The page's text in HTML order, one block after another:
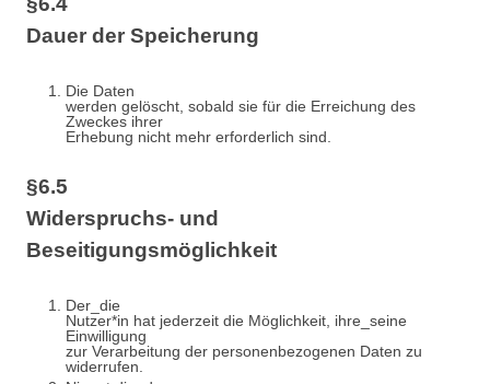
Dauer der Speicherung
Die Daten
werden gelöscht, sobald sie für die Erreichung des
Zweckes ihrer
Erhebung nicht mehr erforderlich sind.
§6.5
Widerspruchs- und
Beseitigungsmöglichkeit
Der_die
Nutzer*in hat jederzeit die Möglichkeit, ihre_seine
Einwilligung
zur Verarbeitung der personenbezogenen Daten zu
widerrufen.